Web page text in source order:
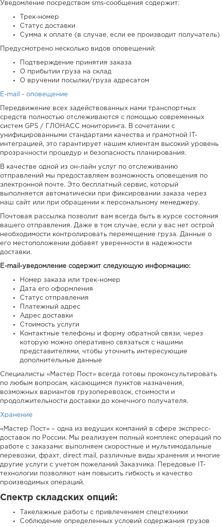
Уведомление посредством sms-сообщения содержит:
Трек-номер
Статус доставки
Сумма к оплате (в случае, если ее производит получатель)
Предусмотрено несколько видов оповещений:
Подтверждение принятия заказа
О прибытии груза на склад
О вручении посылки/груза адресатом
E-mail - оповещение
Передвижение всех задействованных нами транспортных
средств полностью отслеживаются с помощью современных
систем GPS / ГЛОНАСС мониторинга. В сочетании с
унифицированными стандартами качества и грамотной IT-
интеграцией, это гарантирует нашим клиентам высокий уровень
прозрачности процедур и безопасность планирования.
В качестве одной из он-лайн услуг по отслеживанию
отправлений мы предоставляем возможность оповещения по
электронной почте. Это бесплатный сервис, который
выполняется автоматически при фиксировании заказа через
наш сайт или при обращении к персональному менеджеру.
Почтовая рассылка позволит вам всегда быть в курсе состояния
вашего отправления. Даже в том случае, если у вас нет острой
необходимости контролировать перемещение груза. Данные о
его местоположении добавят уверенности в надежности
доставки.
E-mail-уведомление содержит следующую информацию:
Номер заказа или трек-номер
Дата его оформления
Статус отправления
Платежный адрес
Адрес доставки
Стоимость услуги
Контактные телефоны и форму обратной связи, через
которую можно оперативно связаться с нашими
представителями, чтобы уточнить интересующие
дополнительные данные
Специалисты «Мастер Пост» всегда готовы проконсультировать
по любым вопросам, касающимся пунктов назначения,
возможных вариантов грузоперевозок, стоимости и
продолжительности доставки до конечного получателя.
Хранение
«Мастер Пост» – одна из ведущих компаний в сфере экспресс-
доставок по России. Мы реализуем полный комплекс операций по
работе с заказами: выполняем скоростные и мультимодальные
перевозки, фрахт, direct mail, различные виды хранения и многие
другие услуги с учетом пожеланий Заказчика. Передовые IT-
технологии позволяют нам повысить гибкость и качество
производимых операций.
Спектр складских опций:
Такелажные работы с привлечением спецтехники
Соблюдение определенных условий содержания грузов